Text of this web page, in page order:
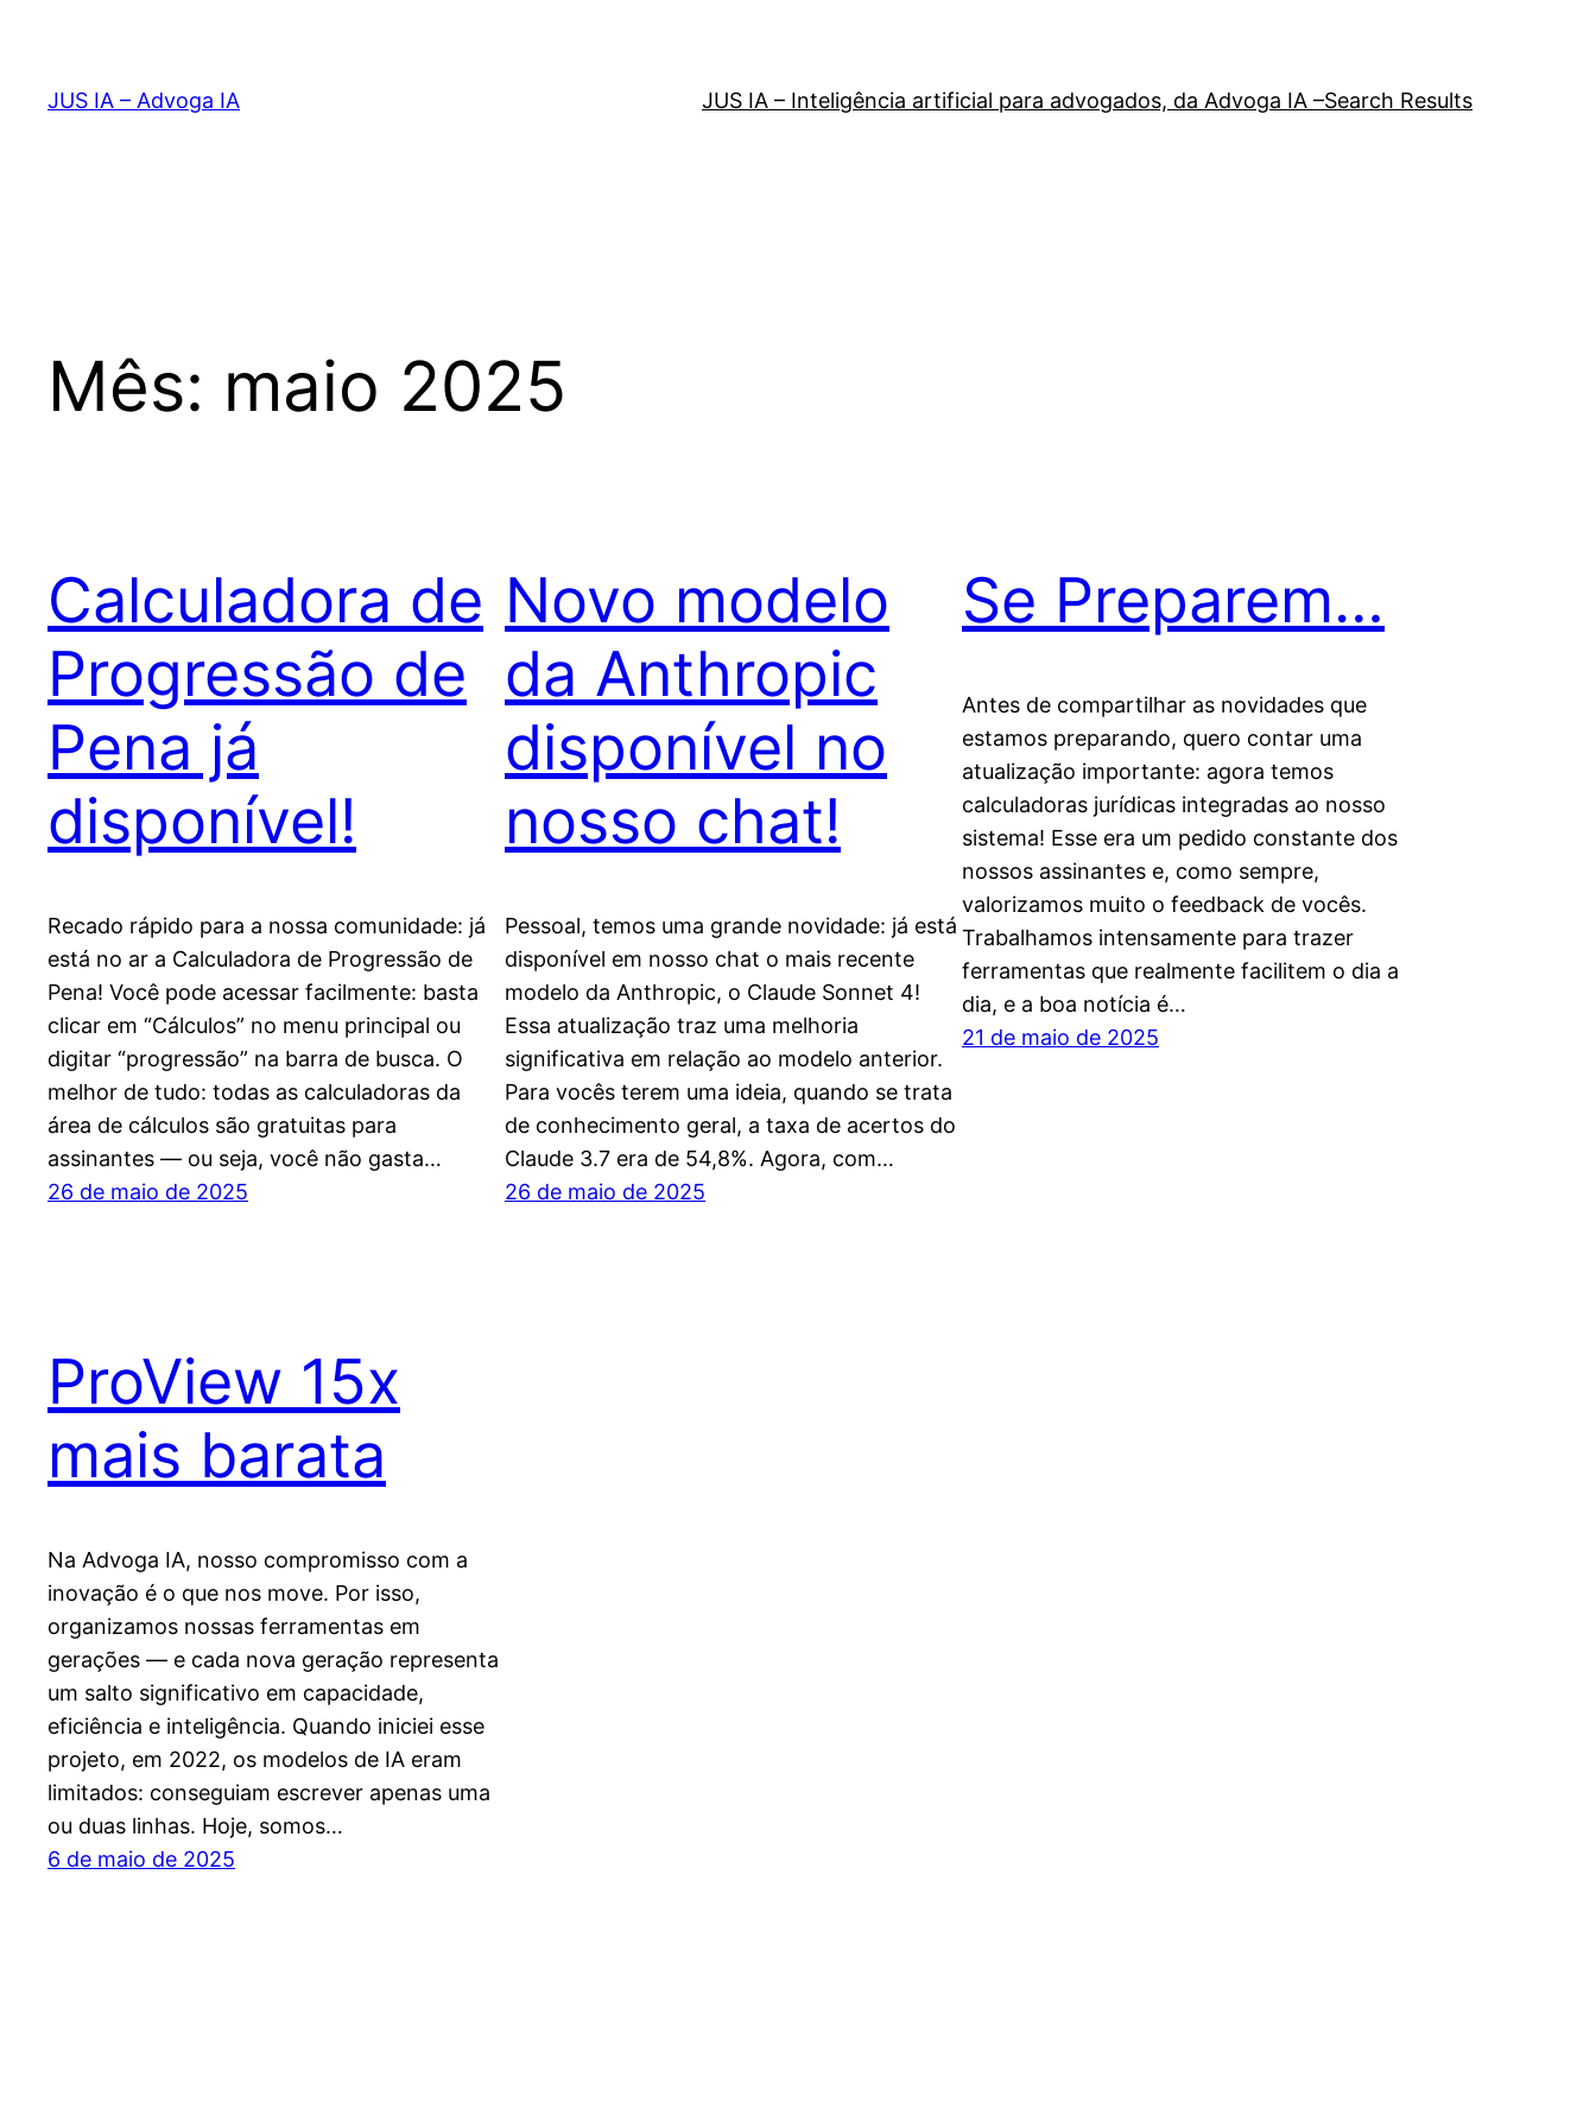
JUS IA – Advoga IA JUS IA – Inteligência artificial para advogados, da Advoga IA –Search Results
Mês: maio 2025
Calculadora de
Progressão de
Pena já
disponível!
Recado rápido para a nossa comunidade: já
está no ar a Calculadora de Progressão de
Pena! Você pode acessar facilmente: basta
clicar em “Cálculos” no menu principal ou
digitar “progressão” na barra de busca. O
melhor de tudo: todas as calculadoras da
área de cálculos são gratuitas para
assinantes — ou seja, você não gasta…
26 de maio de 2025
Novo modelo
da Anthropic
disponível no
nosso chat!
Pessoal, temos uma grande novidade: já está
disponível em nosso chat o mais recente
modelo da Anthropic, o Claude Sonnet 4!
Essa atualização traz uma melhoria
significativa em relação ao modelo anterior.
Para vocês terem uma ideia, quando se trata
de conhecimento geral, a taxa de acertos do
Claude 3.7 era de 54,8%. Agora, com…
26 de maio de 2025
Se Preparem…
Antes de compartilhar as novidades que
estamos preparando, quero contar uma
atualização importante: agora temos
calculadoras jurídicas integradas ao nosso
sistema! Esse era um pedido constante dos
nossos assinantes e, como sempre,
valorizamos muito o feedback de vocês.
Trabalhamos intensamente para trazer
ferramentas que realmente facilitem o dia a
dia, e a boa notícia é…
21 de maio de 2025
ProView 15x
mais barata
Na Advoga IA, nosso compromisso com a
inovação é o que nos move. Por isso,
organizamos nossas ferramentas em
gerações — e cada nova geração representa
um salto significativo em capacidade,
eficiência e inteligência. Quando iniciei esse
projeto, em 2022, os modelos de IA eram
limitados: conseguiam escrever apenas uma
ou duas linhas. Hoje, somos…
6 de maio de 2025